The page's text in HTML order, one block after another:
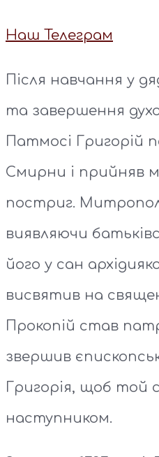
Наш Телеграм
Після навчання у
та завершення
Патмосі Григорій
Смирни і прийняв
постриг.
виявляючи
його у сан
висвятив на
Прокопій став
звершив
Григорія, щоб той
наступником.